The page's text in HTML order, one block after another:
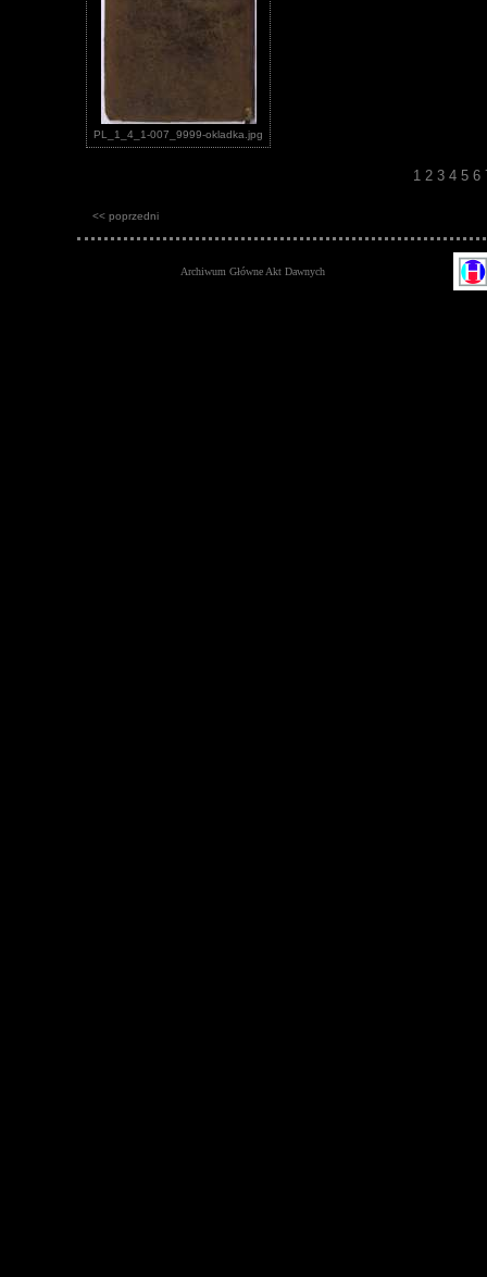
PL_1_4_1-007_9999-okladka.jpg
1 2 3 4 5 6
<< poprzedni
Archiwum Główne Akt Dawnych